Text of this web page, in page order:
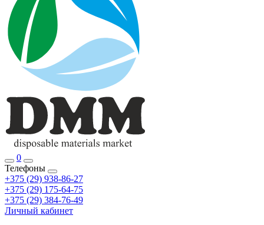
0
Телефоны
+375 (29) 938-86-27
+375 (29) 175-64-75
+375 (29) 384-76-49
Личный кабинет